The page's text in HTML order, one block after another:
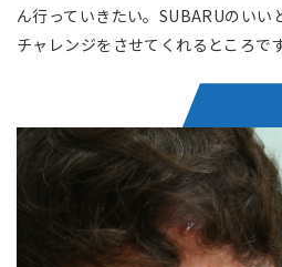
ん行っていきたい。SUBARUのいい
チャレンジをさせてくれるところです